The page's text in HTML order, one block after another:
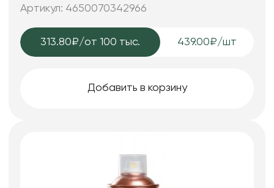
Артикул: 4650070342966
313.80₽/от 100 тыс. 439.00₽/шт
Добавить в корзину